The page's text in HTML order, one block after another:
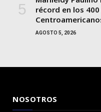
récord en los
AGOSTO 5, 2026
NOSOTROS